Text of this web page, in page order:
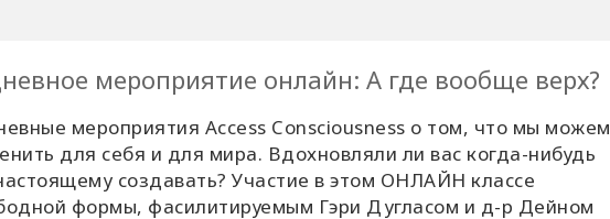
мероприятие онлайн: А где вообще верх?
мероприятия Access Consciousness о том, что мы можем
для себя и для мира. Вдохновляли ли вас когда-нибудь
создавать? Участие в этом ОНЛАЙН классе
формы, фасилитируемым Гэри Дугласом и д-р Дейном